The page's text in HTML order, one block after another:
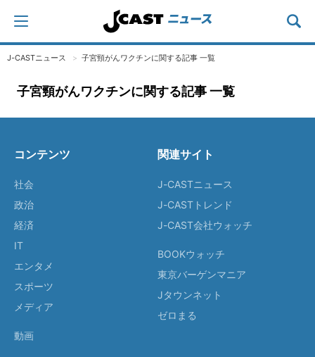
J-CASTニュース 子宮頸がんワクチンに関する記事 一覧
子宮頸がんワクチンに関する記事 一覧
コンテンツ
社会
政治
経済
IT
エンタメ
スポーツ
メディア
動画
関連サイト
J-CASTニュース
J-CASTトレンド
J-CAST会社ウォッチ
BOOKウォッチ
東京バーゲンマニア
Jタウンネット
ゼロまる